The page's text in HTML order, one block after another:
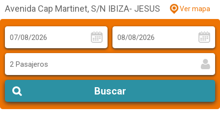
Avenida Cap Martinet, S/N IBIZA- JESUS Ver mapa
2 Pasajeros
Buscar